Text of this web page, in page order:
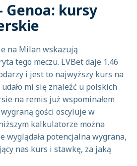
Genoa: kursy
na Milan wskazują
tego meczu. LVBet daje 1.46
i jest to najwyższy kurs na
mi się znaleźć u polskich
na remis już wspominałem
gości oscyluje w
kalkulatorze można
wyglądała potencjalna wygrana,
nas kurs i stawkę, za jaką